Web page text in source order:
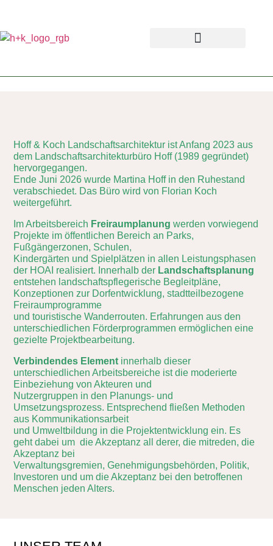
Hoff & Koch Landschaftsarchitektur ist Anfang 2023 aus
dem Landschaftsarchitekturbüro Hoff (1989 gegründet)
hervorgegangen.
Ende Juni 2026 wurde Martina Hoff in den Ruhestand
verabschiedet. Das Büro wird von Florian Koch
weitergeführt.
Im Arbeitsbereich Freiraumplanung werden vorwiegend
Projekte im öffentlichen Bereich an Parks,
Fußgängerzonen, Schulen,
Kindergärten und Spielplätzen in allen Leistungsphasen
der HOAI realisiert. Innerhalb der Landschaftsplanung
entstehen landschaftspflegerische Begleitpläne,
Konzeptionen zur Dorfentwicklung, stadtteilbezogene
Freiraumprogramme
und touristische Wanderrouten. Erfahrungen aus den
unterschiedlichen Förderprogrammen ermöglichen eine
gezielte Projektbearbeitung.
Verbindendes Element innerhalb dieser
unterschiedlichen Arbeitsbereiche ist die moderierte
Einbeziehung von Akteuren und
Nutzergruppen in den Planungs- und
Umsetzungsprozess. Entsprechend fließen Methoden
aus Kommunikationsarbeit
und Umweltbildung in die Projektentwicklung ein. Es
geht dabei um die Akzeptanz all derer, die mitreden, die
Akzeptanz bei
Verwaltungsgremien, Genehmigungsbehörden, Politik,
Investoren und um die Akzeptanz bei den betroffenen
Menschen jeden Alters.